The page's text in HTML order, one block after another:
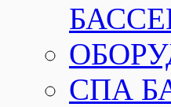
СПА